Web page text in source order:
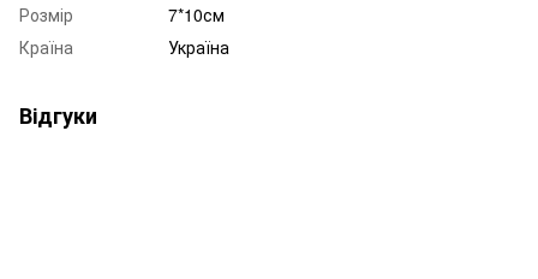
Розмір
7*10см
Країна
Україна
Відгуки